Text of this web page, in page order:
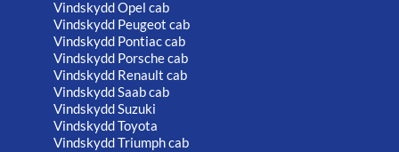
Vindskydd Opel cab
Vindskydd Peugeot cab
Vindskydd Pontiac cab
Vindskydd Porsche cab
Vindskydd Renault cab
Vindskydd Saab cab
Vindskydd Suzuki
Vindskydd Toyota
Vindskydd Triumph cab